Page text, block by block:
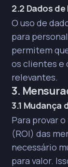
2.2 Dados
O uso de
para
permitem
os clientes e
relevantes.
3.
3.1 Mudança
Para provar
(ROI) das
necessário
para valor.